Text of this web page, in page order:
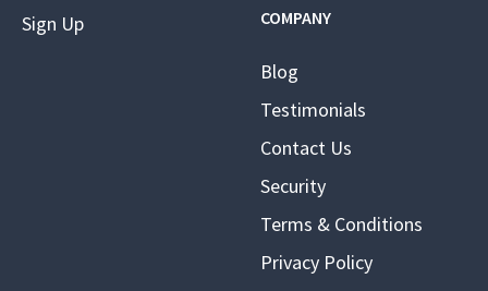
Sign Up
COMPANY
Blog
Testimonials
Contact Us
Security
Terms & Conditions
Privacy Policy